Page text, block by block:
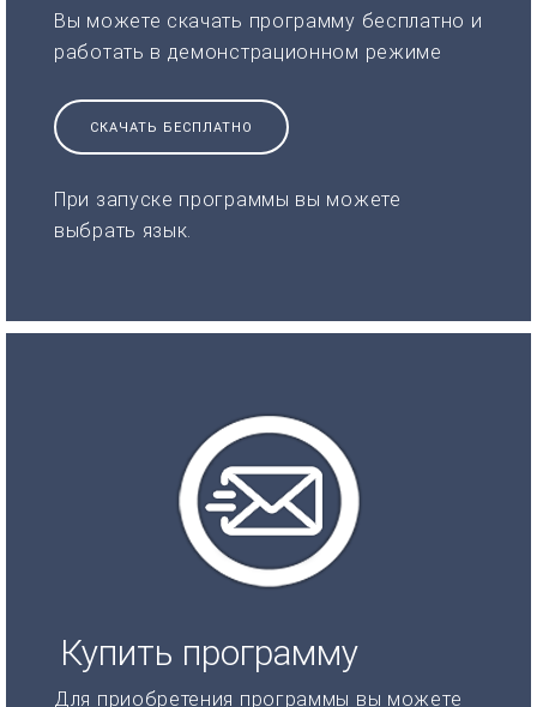
Вы можете скачать программу бесплатно и
работать в демонстрационном режиме
СКАЧАТЬ БЕСПЛАТНО
При запуске программы вы можете
выбрать язык.
Купить программу
Для приобретения программы вы можете